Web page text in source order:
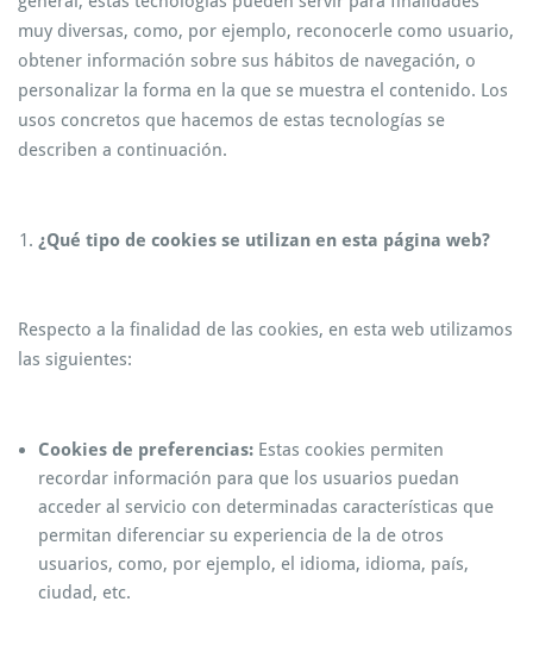
muy diversas, como, por ejemplo, reconocerle como usuario,
obtener información sobre sus hábitos de navegación, o
personalizar la forma en la que se muestra el contenido. Los
usos concretos que hacemos de estas tecnologías se
describen a continuación.
¿Qué tipo de cookies se utilizan en esta página web?
Respecto a la finalidad de las cookies, en esta web utilizamos
las siguientes:
Cookies de preferencias: Estas cookies permiten
recordar información para que los usuarios puedan
acceder al servicio con determinadas características que
permitan diferenciar su experiencia de la de otros
usuarios, como, por ejemplo, el idioma, idioma, país,
ciudad, etc.